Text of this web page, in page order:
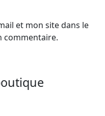
et mon site dans le
commentaire.